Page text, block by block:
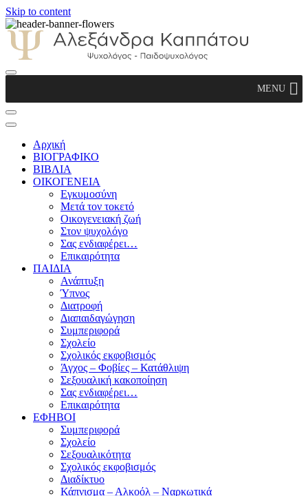
Skip to content
Παιδοψυχολόγος
MENU
Αρχική
ΒΙΟΓΡΑΦΙΚΟ
ΒΙΒΛΙΑ
ΟΙΚΟΓΕΝΕΙΑ
Εγκυμοσύνη
Μετά τον τοκετό
Οικογενειακή ζωή
Στον ψυχολόγο
Σας ενδιαφέρει…
Επικαιρότητα
ΠΑΙΔΙΑ
Ανάπτυξη
Ύπνος
Διατροφή
Διαπαιδαγώγηση
Συμπεριφορά
Σχολείο
Σχολικός εκφοβισμός
Άγχος – Φοβίες – Κατάθλιψη
Σεξουαλική κακοποίηση
Σας ενδιαφέρει…
Επικαιρότητα
ΕΦΗΒΟΙ
Συμπεριφορά
Σχολείο
Σεξουαλικότητα
Σχολικός εκφοβισμός
Διαδίκτυο
Κάπνισμα – Αλκοόλ – Ναρκωτικά